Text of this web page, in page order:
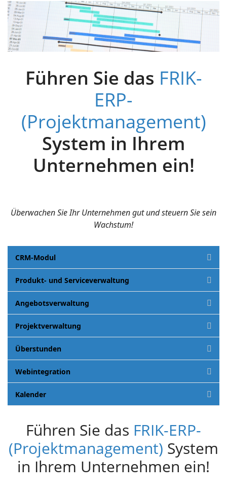
Führen Sie das FRIK-
ERP-
(Projektmanagement)
System in Ihrem
Unternehmen ein!
Überwachen Sie Ihr Unternehmen gut und steuern Sie sein
Wachstum!
CRM-Modul
Produkt- und Serviceverwaltung
Angebotsverwaltung
Projektverwaltung
Überstunden
Webintegration
Kalender
Führen Sie das FRIK-ERP-
(Projektmanagement) System
in Ihrem Unternehmen ein!